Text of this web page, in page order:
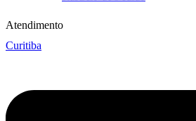
Atendimento
Curitiba